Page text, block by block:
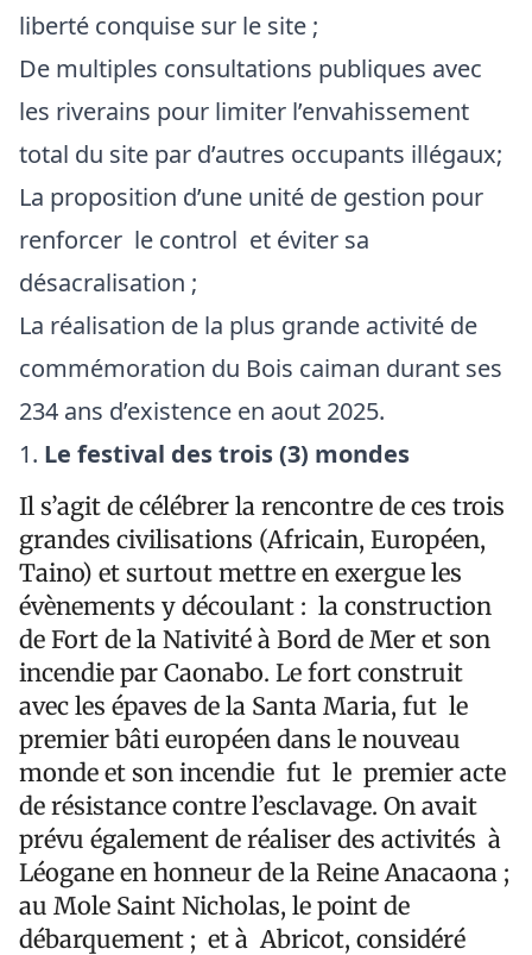
liberté conquise sur le site ;
De multiples consultations publiques avec
les riverains pour limiter l’envahissement
total du site par d’autres occupants illégaux;
La proposition d’une unité de gestion pour
renforcer le control et éviter sa
désacralisation ;
La réalisation de la plus grande activité de
commémoration du Bois caiman durant ses
234 ans d’existence en aout 2025.
Le festival des trois (3) mondes
Il s’agit de célébrer la rencontre de ces trois
grandes civilisations (Africain, Européen,
Taino) et surtout mettre en exergue les
évènements y découlant : la construction
de Fort de la Nativité à Bord de Mer et son
incendie par Caonabo. Le fort construit
avec les épaves de la Santa Maria, fut le
premier bâti européen dans le nouveau
monde et son incendie fut le premier acte
de résistance contre l’esclavage. On avait
prévu également de réaliser des activités à
Léogane en honneur de la Reine Anacaona ;
au Mole Saint Nicholas, le point de
débarquement ; et à Abricot, considéré